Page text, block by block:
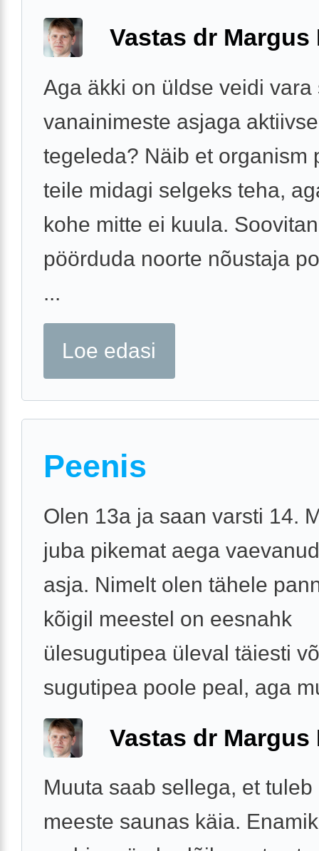
Vastas dr Margus
Aga äkki on üldse veidi vara
vanainimeste asjaga
tegeleda? Näib et organism
teile midagi selgeks teha,
kohe mitte ei kuula. Soovitan
pöörduda noorte nõustaja
...
Loe edasi
Peenis
Olen 13a ja saan varsti 14.
juba pikemat aega
asja. Nimelt olen tähele
kõigil meestel on eesnahk
ülesugutipea üleval täiesti
sugutipea poole peal, aga
Vastas dr Margus
Muuta saab sellega, et tuleb
meeste saunas käia.